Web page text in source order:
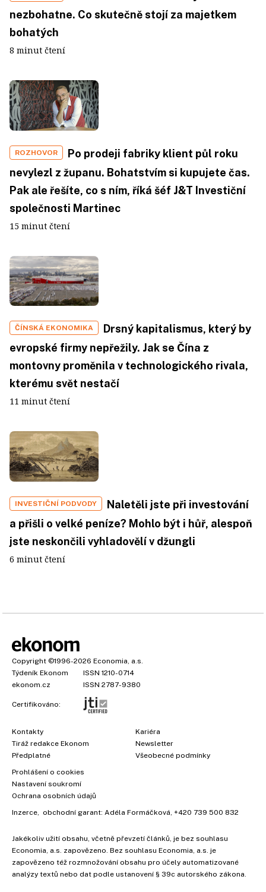
nezbohatne. Co skutečně stojí za majetkem
bohatých
8 minut čtení
ROZHOVOR
Po prodeji fabriky klient půl roku
nevylezl z županu. Bohatstvím si kupujete čas.
Pak ale řešíte, co s ním, říká šéf J&T Investiční
společnosti Martinec
15 minut čtení
ČÍNSKÁ EKONOMIKA
Drsný kapitalismus, který by
evropské firmy nepřežily. Jak se Čína z
montovny proměnila v technologického rivala,
kterému svět nestačí
11 minut čtení
INVESTIČNÍ PODVODY
Naletěli jste při investování
a přišli o velké peníze? Mohlo být i hůř, alespoň
jste neskončili vyhladovělí v džungli
6 minut čtení
Copyright ©1996-2026 Economia, a.s.
Týdeník Ekonom
ISSN 1210-0714
ekonom.cz
ISSN 2787-9380
Certifikováno:
Kontakty
Tiráž redakce Ekonom
Předplatné
Kariéra
Newsletter
Všeobecné podmínky
Prohlášení o cookies
Nastavení soukromí
Ochrana osobních údajů
Inzerce , obchodní garant: Adéla Formáčková +420 739 500 832
Jakékoliv užití obsahu, včetně převzetí článků, je bez souhlasu
Economia, a.s. zapovězeno. Bez souhlasu Economia, a.s. je
zapovězeno též rozmnožování obsahu pro účely automatizované
analýzy textů nebo dat podle ustanovení § 39c autorského zákona.